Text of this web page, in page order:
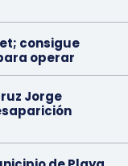
consigue
operar
Jorge